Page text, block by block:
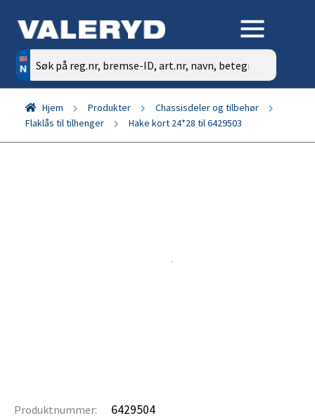
Søk
etter:
Hjem Produkter
Chassisdeler og tilbehør
Flaklås til tilhenger
Hake kort 24*28 til 6429503
Produktnummer: 6429504